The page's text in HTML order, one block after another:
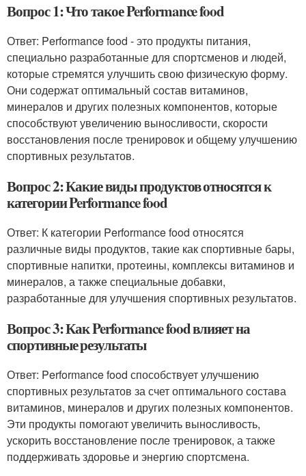
Вопрос 1: Что такое Performance food
Ответ: Performance food - это продукты питания,
специально разработанные для спортсменов и людей,
которые стремятся улучшить свою физическую форму.
Они содержат оптимальный состав витаминов,
минералов и других полезных компонентов, которые
способствуют увеличению выносливости, скорости
восстановления после тренировок и общему улучшению
спортивных результатов.
Вопрос 2: Какие виды продуктов относятся к
категории Performance food
Ответ: К категории Performance food относятся
различные виды продуктов, такие как спортивные бары,
спортивные напитки, протеины, комплексы витаминов и
минералов, а также специальные добавки,
разработанные для улучшения спортивных результатов.
Вопрос 3: Как Performance food влияет на
спортивные результаты
Ответ: Performance food способствует улучшению
спортивных результатов за счет оптимального состава
витаминов, минералов и других полезных компонентов.
Эти продукты помогают увеличить выносливость,
ускорить восстановление после тренировок, а также
поддерживать здоровье и энергию спортсмена.